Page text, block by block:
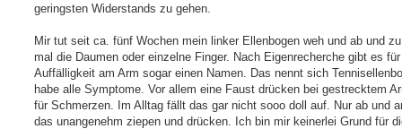
geringsten Widerstands zu gehen.
Mir tut seit ca. fünf Wochen mein linker Ellenbogen weh und ab und
mal die Daumen oder einzelne Finger. Nach Eigenrecherche gibt es
Auffälligkeit am Arm sogar einen Namen. Das nennt sich
habe alle Symptome. Vor allem eine Faust drücken bei gestrecktem
für Schmerzen. Im Alltag fällt das gar nicht sooo doll auf. Nur ab und
das unangenehm ziepen und drücken. Ich bin mir keinerlei Grund für